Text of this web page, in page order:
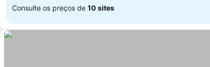
Consulte os preços de 10 sites